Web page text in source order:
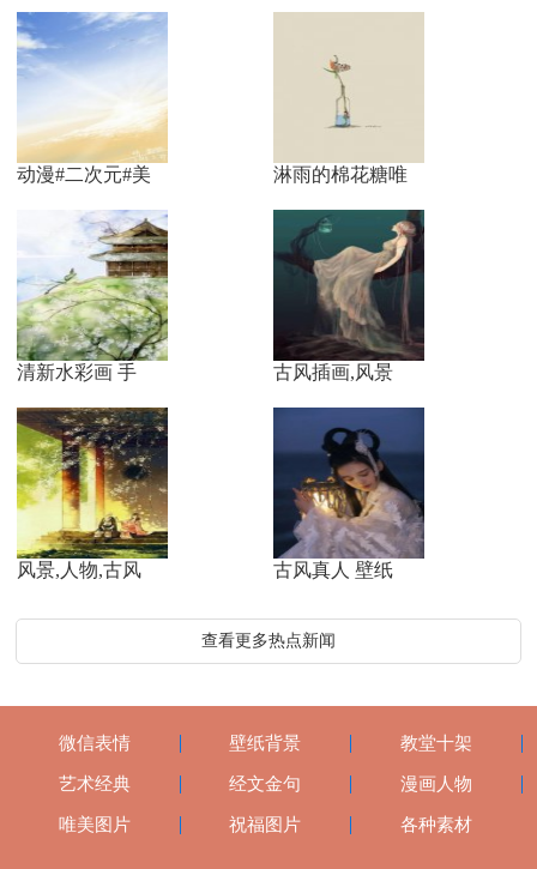
动漫#二次元#美 淋雨的棉花糖唯
清新水彩画 手 古风插画,风景
风景,人物,古风 古风真人 壁纸
查看更多热点新闻
微信表情 壁纸背景 教堂十架
艺术经典 经文金句 漫画人物
唯美图片 祝福图片 各种素材